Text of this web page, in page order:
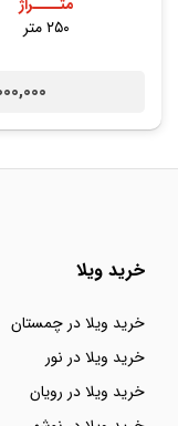
۲۵۰ متر
خرید ویلا
خرید ویلا در چمستان
خرید ویلا در نور
خرید ویلا در رویان